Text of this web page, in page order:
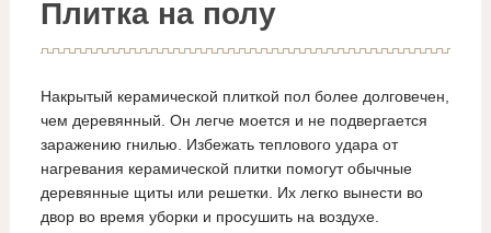
Плитка на полу
Накрытый керамической плиткой пол более долговечен,
чем деревянный. Он легче моется и не подвергается
заражению гнилью. Избежать теплового удара от
нагревания керамической плитки помогут обычные
деревянные щиты или решетки. Их легко вынести во
двор во время уборки и просушить на воздухе.